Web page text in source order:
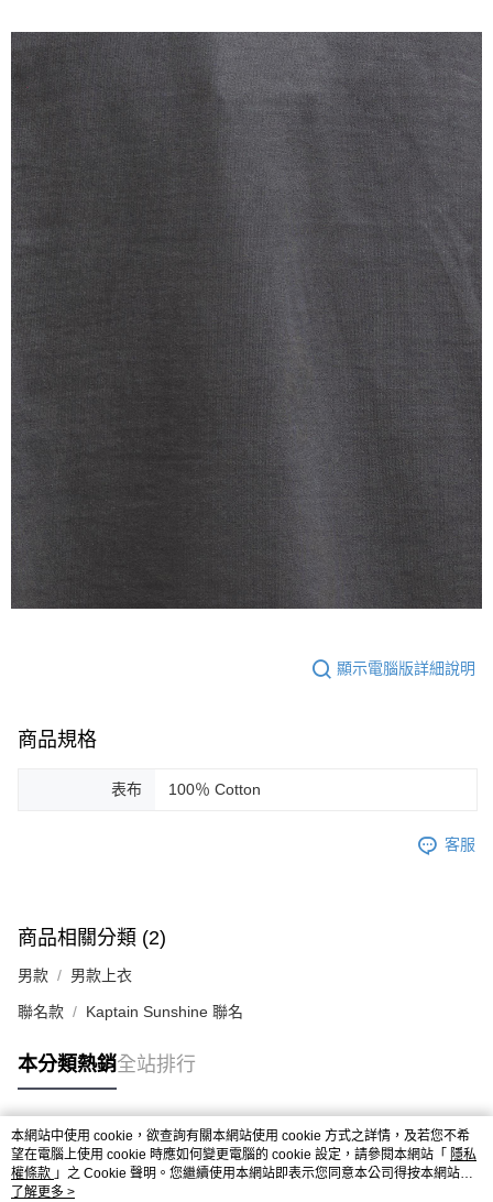
顯示電腦版詳細說明
商品規格
表布 100％ Cotton
客服
商品相關分類 (2)
男款 男款上衣
聯名款 Kaptain Sunshine 聯名
本分類熱銷全站排行
熱門標籤
本網站中使用 cookie，欲查詢有關本網站使用 cookie 方式之詳情，及若您不希
望在電腦上使用 cookie 時應如何變更電腦的 cookie 設定，請參閱本網站「 隱私
權條款 」之 Cookie 聲明。您繼續使用本網站即表示您同意本公司得按本網站使
用條款之 Cookie 聲明使用 cookie。
了解更多 >